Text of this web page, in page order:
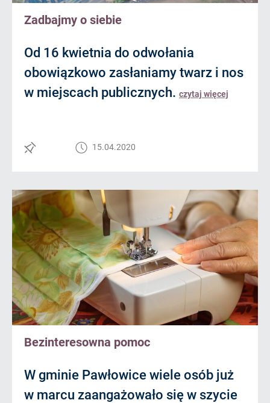
Zadbajmy o siebie
Od 16 kwietnia do odwołania
obowiązkowo zasłaniamy twarz i nos
w miejscach publicznych. czytaj więcej
15.04.2020
Bezinteresowna pomoc
W gminie Pawłowice wiele osób już
w marcu zaangażowało się w szycie